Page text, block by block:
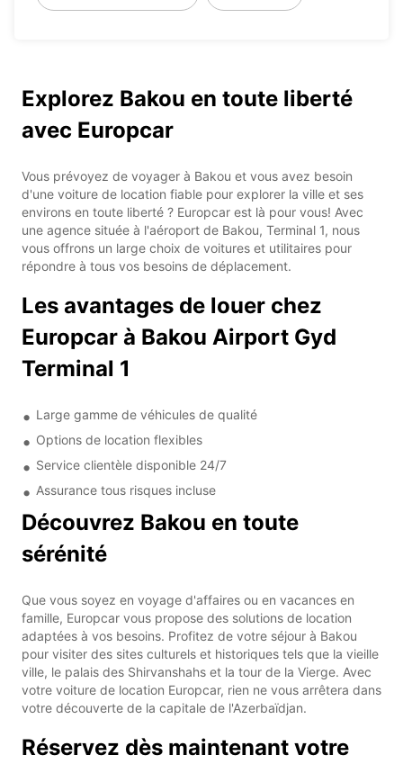
Explorez Bakou en toute liberté
avec Europcar
Vous prévoyez de voyager à Bakou et vous avez besoin
d'une voiture de location fiable pour explorer la ville et ses
environs en toute liberté ? Europcar est là pour vous! Avec
une agence située à l'aéroport de Bakou, Terminal 1, nous
vous offrons un large choix de voitures et utilitaires pour
répondre à tous vos besoins de déplacement.
Les avantages de louer chez
Europcar à Bakou Airport Gyd
Terminal 1
Large gamme de véhicules de qualité
Options de location flexibles
Service clientèle disponible 24/7
Assurance tous risques incluse
Découvrez Bakou en toute
sérénité
Que vous soyez en voyage d'affaires ou en vacances en
famille, Europcar vous propose des solutions de location
adaptées à vos besoins. Profitez de votre séjour à Bakou
pour visiter des sites culturels et historiques tels que la vieille
ville, le palais des Shirvanshahs et la tour de la Vierge. Avec
votre voiture de location Europcar, rien ne vous arrêtera dans
votre découverte de la capitale de l'Azerbaïdjan.
Réservez dès maintenant votre